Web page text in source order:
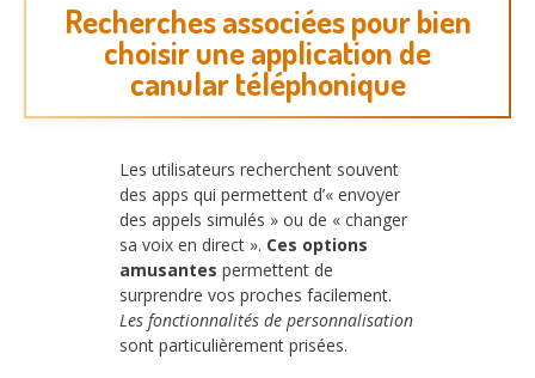
Recherches associées pour bien
choisir une application de
canular téléphonique
Les utilisateurs recherchent souvent
des apps qui permettent d’« envoyer
des appels simulés » ou de « changer
sa voix en direct ». Ces options
amusantes permettent de
surprendre vos proches facilement.
Les fonctionnalités de personnalisation
sont particulièrement prisées.